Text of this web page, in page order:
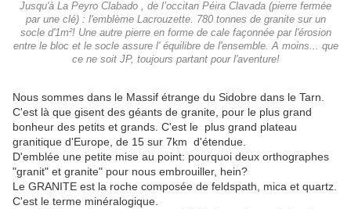
Jusqu'à La Peyro Clabado , de l’occitan Péira Clavada (pierre fermée
par une clé) : l'emblème Lacrouzette. 780 tonnes de granite sur un
socle d'1m²! Une autre pierre en forme de cale façonnée par l'érosion
entre le bloc et le socle assure l' équilibre de l'ensemble. A moins... que
ce ne soit JP, toujours partant pour l'aventure!
Nous sommes dans le Massif étrange du Sidobre dans le Tarn.
C'est là que gisent des géants de granite, pour le plus grand
bonheur des petits et grands. C'est le plus grand plateau
granitique d'Europe, de 15 sur 7km d'étendue.
D'emblée une petite mise au point: pourquoi deux orthographes
"granit" et granite" pour nous embrouiller, hein?
Le GRANITE est la roche composée de feldspath, mica et quartz.
C'est le terme minéralogique.